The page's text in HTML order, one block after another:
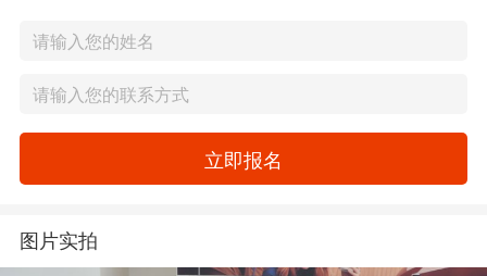
立即报名
图片实拍